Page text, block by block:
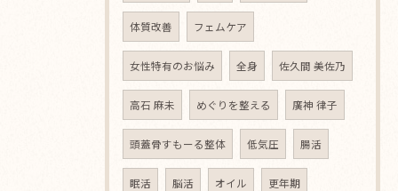
体質改善 フェムケア
女性特有のお悩み 全身 佐久間 美佐乃
高石 麻未 めぐりを整える 廣神 律子
頭蓋骨すもーる整体 低気圧 腸活
眠活 脳活 オイル 更年期